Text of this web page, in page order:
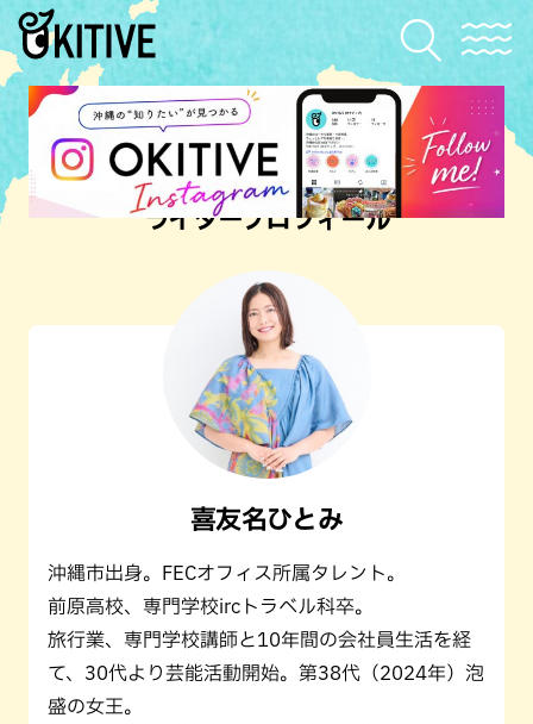
ライタープロフィール
喜友名ひとみ
沖縄市出身。FECオフィス所属タレント。
前原高校、専門学校ircトラベル科卒。
旅行業、専門学校講師と10年間の会社員生活を経
て、30代より芸能活動開始。第38代（2024年）泡
盛の女王。